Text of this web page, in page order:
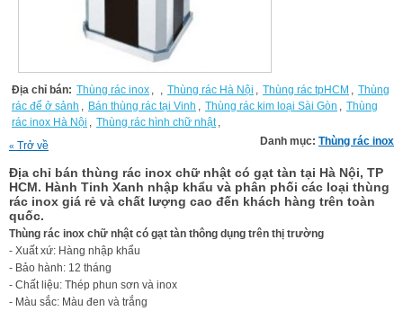
Địa chỉ bán: Thùng rác inox , , Thùng rác Hà Nội , Thùng rác tpHCM , Thùng
rác để ở sảnh , Bán thùng rác tại Vinh , Thùng rác kim loại Sài Gòn , Thùng
rác inox Hà Nội , Thùng rác hình chữ nhật ,
« Trở về Danh mục: Thùng rác inox
Địa chỉ bán thùng rác inox chữ nhật có gạt tàn tại Hà Nội, TP
HCM. Hành Tinh Xanh nhập khẩu và phân phối các loại thùng
rác inox giá rẻ và chất lượng cao đến khách hàng trên toàn
quốc.
Thùng rác inox chữ nhật có gạt tàn thông dụng trên thị trường
- Xuất xứ: Hàng nhập khẩu
- Bảo hành: 12 tháng
- Chất liệu: Thép phun sơn và inox
- Màu sắc: Màu đen và trắng